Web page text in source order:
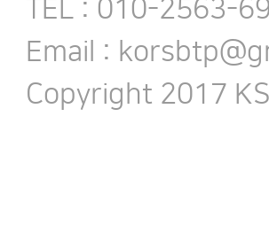
TEL : 010-2563-
Email :
Copyright 2017